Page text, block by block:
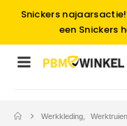
Snickers najaarsactie!
een Snickers
Werkkleding Werktruien